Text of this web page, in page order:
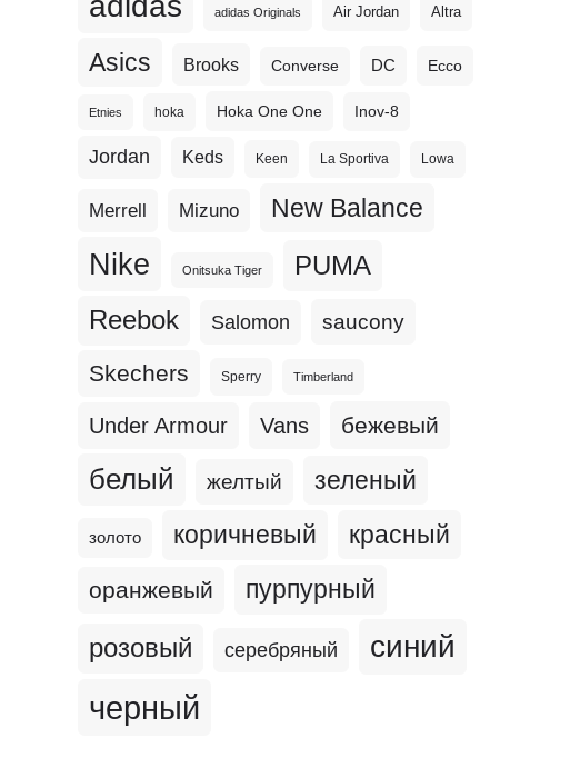
adidas Originals Air Jordan Altra
Asics Brooks Converse DC Ecco
Etnies hoka Hoka One One Inov-8
Jordan Keds Keen La Sportiva Lowa
Merrell Mizuno New Balance
Nike Onitsuka Tiger PUMA
Reebok Salomon saucony
Skechers Sperry Timberland
Under Armour Vans бежевый
белый желтый зеленый
золото коричневый красный
оранжевый пурпурный
розовый серебряный синий
черный